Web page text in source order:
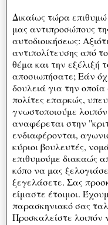
Δικαίως τώρα
μας αντιπροσώπους
αυτοδιοικήσεως:
αντιπολίτευσης από
θέμα και την εξέλιξή
αποσιωπήσατε; Εάν
δουλειά για την
πολίτες επαρκώς,
γνωστοποιούμε
αναφέρεται στην
ενδιαφέρονται,
κύριοι βουλευτές,
επιθυμούμε διακαώς
κόπο να μας
ξεγελάσετε. Σας
είμαστε έτοιμοι.
παρασκηνιακό σας
Προσκαλείστε λοιπόν